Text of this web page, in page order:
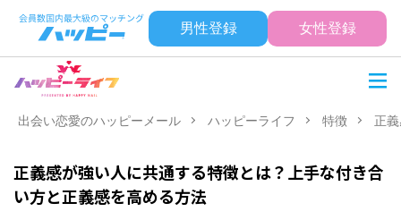
男性登録 女性登録
出会い恋愛のハッピーメール ハッピーライフ 特徴 正
正義感が強い人に共通する特徴とは？上手な付き合
い方と正義感を高める方法